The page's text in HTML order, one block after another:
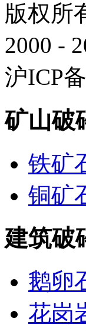
版权所
2000 -
沪ICP
矿山破
铁矿
铜矿
建筑破
鹅卵
花岗